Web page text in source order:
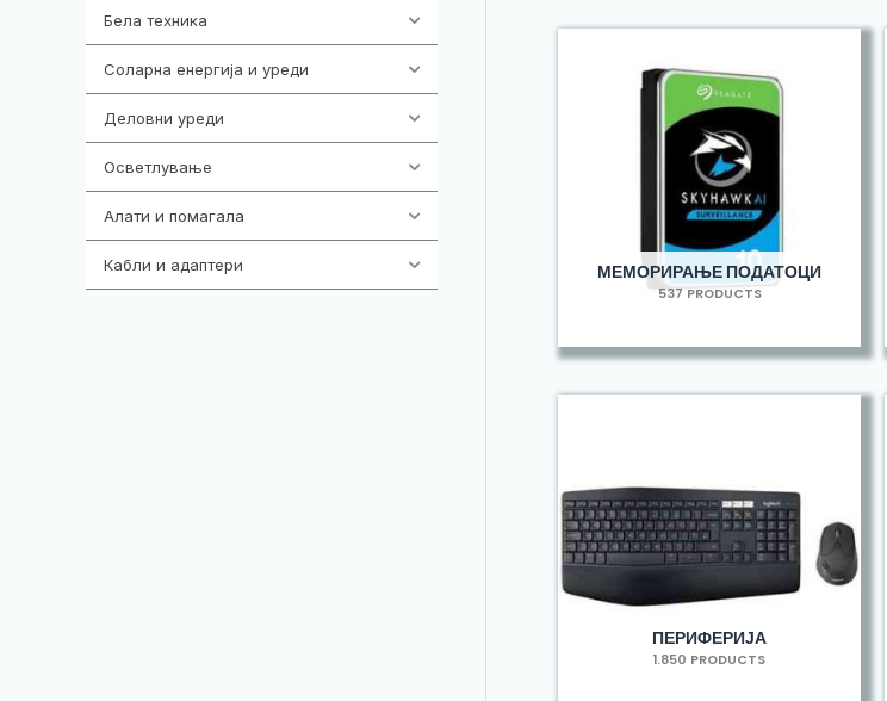
Бела техника
Соларна енергија и уреди
Деловни уреди
Осветлување
Алати и помагала
Кабли и адаптери МЕМОРИРАЊЕ ПОДАТОЦИ
537 PRODUCTS
ПЕРИФЕРИЈА
1.850 PRODUCTS